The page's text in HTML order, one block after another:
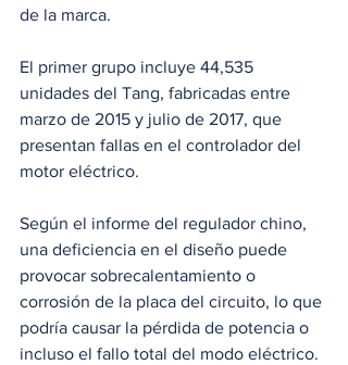
de la marca.
El primer grupo incluye 44,535
unidades del Tang, fabricadas entre
marzo de 2015 y julio de 2017, que
presentan fallas en el controlador del
motor eléctrico.
Según el informe del regulador chino,
una deficiencia en el diseño puede
provocar sobrecalentamiento o
corrosión de la placa del circuito, lo que
podría causar la pérdida de potencia o
incluso el fallo total del modo eléctrico.